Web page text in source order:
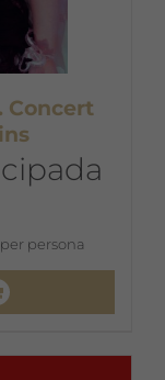
Concert
persona